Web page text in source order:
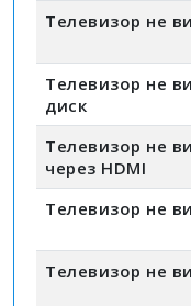
Телевизор не
Телевизор не
диск
Телевизор не
через HDMI
Телевизор не
Телевизор не